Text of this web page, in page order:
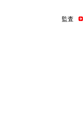
監査